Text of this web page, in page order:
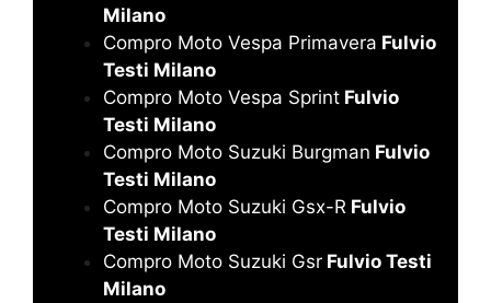
Milano
Compro Moto Vespa Primavera Fulvio
Testi Milano
Compro Moto Vespa Sprint Fulvio
Testi Milano
Compro Moto Suzuki Burgman Fulvio
Testi Milano
Compro Moto Suzuki Gsx-R Fulvio
Testi Milano
Compro Moto Suzuki Gsr Fulvio Testi
Milano